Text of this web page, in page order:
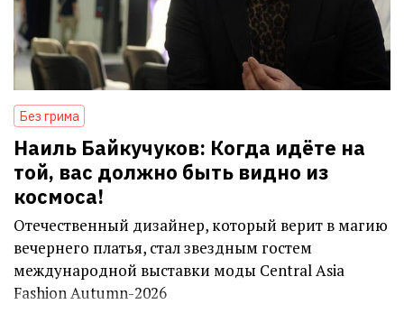
Без грима
Наиль Байкучуков: Когда идёте на
той, вас должно быть видно из
космоса!
Отечественный дизайнер, который верит в магию
вечернего платья, стал звездным гостем
международной выставки моды Central Asia
Fashion Autumn-2026